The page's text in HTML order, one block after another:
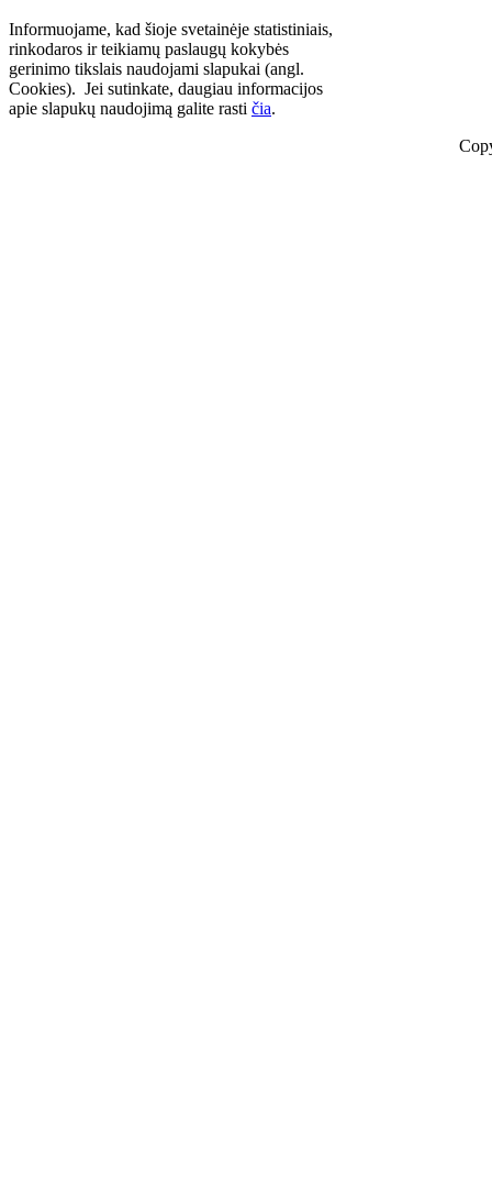
Informuojame, kad šioje svetainėje statistiniais,
rinkodaros ir teikiamų paslaugų kokybės
gerinimo tikslais naudojami slapukai (angl.
Cookies). Jei sutinkate, daugiau informacijos
apie slapukų naudojimą galite rasti čia.